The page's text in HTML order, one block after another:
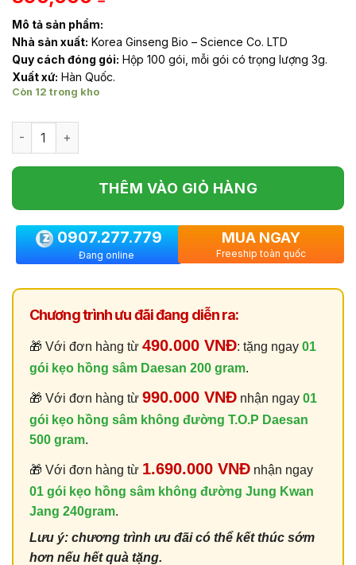
0.0
5
Mô tả sản phẩm:
Nhà sản xuất: Korea Ginseng Bio – Science Co. LTD
Quy cách đóng gói: Hộp 100 gói, mỗi gói có trọng lượng 3g.
Xuất xứ: Hàn Quốc.
Còn 12 trong kho
Số lượng
THÊM VÀO GIỎ HÀNG
0907.277.779
Đang online
MUA NGAY
Freeship toàn quốc
Chương trình ưu đãi đang diễn ra:
🎁 Với đơn hàng từ 490.000 VNĐ: tặng ngay 01
gói kẹo hồng sâm Daesan 200 gram.
🎁 Với đơn hàng từ 990.000 VNĐ nhận ngay 01
gói kẹo hồng sâm không đường T.O.P Daesan
500 gram.
🎁 Với đơn hàng từ 1.690.000 VNĐ nhận ngay
01 gói kẹo hồng sâm không đường Jung Kwan
Jang 240gram.
Lưu ý: chương trình ưu đãi có thể kết thúc sớm
hơn nếu hết quà tặng.